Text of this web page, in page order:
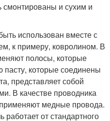
и сухим и
использован вместе с
к примеру, ковролином. В
полосы, которые
пасту, которые соединены
представляет собой
В качестве проводника
медные провода.
от стандартного